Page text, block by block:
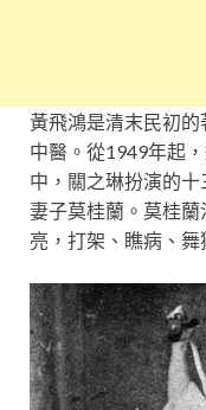
黃飛鴻是清末民初
中醫。從1949年起
中，關之琳扮演的
妻子莫桂蘭。莫桂
亮，打架、瞧病、舞